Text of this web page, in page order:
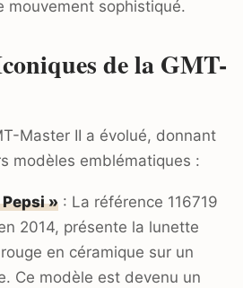
mouvement sophistiqué.
de la GMT-
Master II a évolué, donnant
modèles emblématiques :
» : La référence 116719
2014, présente la lunette
en céramique sur un
Ce modèle est devenu un